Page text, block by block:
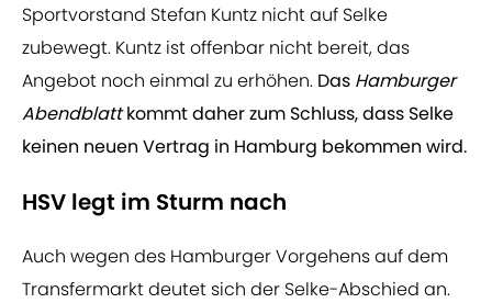
Sportvorstand Stefan Kuntz nicht auf Selke
zubewegt. Kuntz ist offenbar nicht bereit, das
Angebot noch einmal zu erhöhen. Das Hamburger
Abendblattkommt daher zum Schluss, dass Selke
keinen neuen Vertrag in Hamburg bekommen wird.
HSV legt im Sturm nach
Auch wegen des Hamburger Vorgehens auf dem
Transfermarkt deutet sich der Selke-Abschied an.